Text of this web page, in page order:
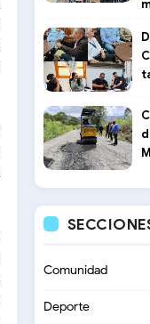
Comunidad
Deporte